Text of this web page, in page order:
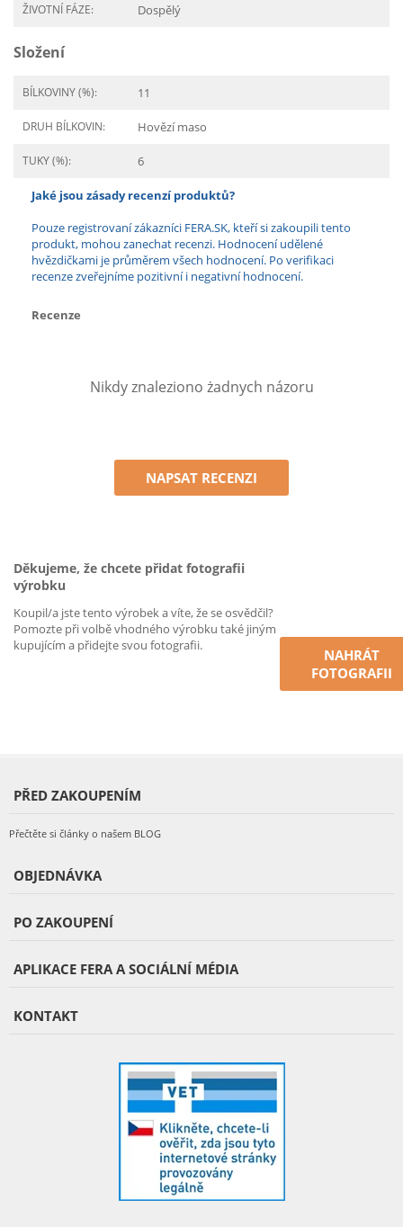
ŽIVOTNÍ FÁZE: Dospělý
Složení
BÍLKOVINY (%): 11
DRUH BÍLKOVIN: Hovězí maso
TUKY (%): 6
Jaké jsou zásady recenzí produktů?
Pouze registrovaní zákazníci FERA.SK, kteří si zakoupili tento
produkt, mohou zanechat recenzi. Hodnocení udělené
hvězdičkami je průměrem všech hodnocení. Po verifikaci
recenze zveřejníme pozitivní i negativní hodnocení.
Recenze
Nikdy znaleziono żadnych názoru
NAPSAT RECENZI
Děkujeme, že chcete přidat fotografii
výrobku
Koupil/a jste tento výrobek a víte, že se osvědčil?
Pomozte při volbě vhodného výrobku také jiným
kupujícím a přidejte svou fotografii.
NAHRÁT
FOTOGRAFII
PŘED ZAKOUPENÍM
Přečtěte si články o našem BLOG
OBJEDNÁVKA
PO ZAKOUPENÍ
APLIKACE FERA A SOCIÁLNÍ MÉDIA
KONTAKT